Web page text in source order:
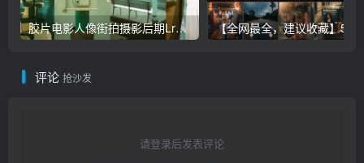
胶片电影人像街拍摄影后期Lr调色教程，手机滤镜PS+Lightroom预设下载！
评论 抢沙发
请登录后发表评论